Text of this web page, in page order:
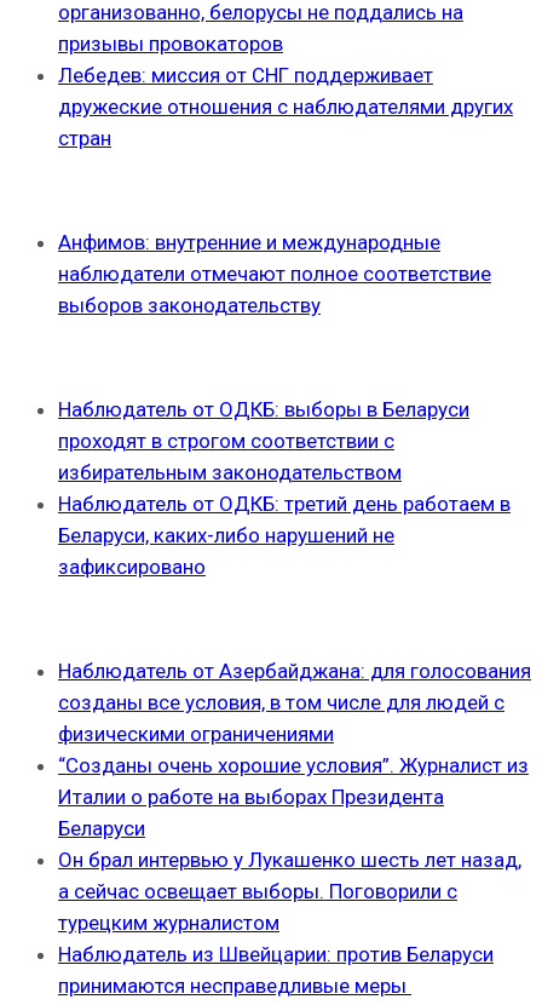
организованно, белорусы не поддались на
призывы провокаторов
Лебедев: миссия от СНГ поддерживает
дружеские отношения с наблюдателями других
стран
Анфимов: внутренние и международные
наблюдатели отмечают полное соответствие
выборов законодательству
Наблюдатель от ОДКБ: выборы в Беларуси
проходят в строгом соответствии с
избирательным законодательством
Наблюдатель от ОДКБ: третий день работаем в
Беларуси, каких-либо нарушений не
зафиксировано
Наблюдатель от Азербайджана: для голосования
созданы все условия, в том числе для людей с
физическими ограничениями
“Созданы очень хорошие условия”. Журналист из
Италии о работе на выборах Президента
Беларуси
Он брал интервью у Лукашенко шесть лет назад,
а сейчас освещает выборы. Поговорили с
турецким журналистом
Наблюдатель из Швейцарии: против Беларуси
принимаются несправедливые меры